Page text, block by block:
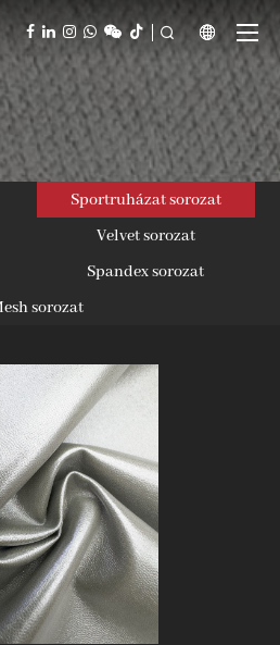
  
Sportruházat sorozat
Velvet sorozat
Spandex sorozat
sorozat